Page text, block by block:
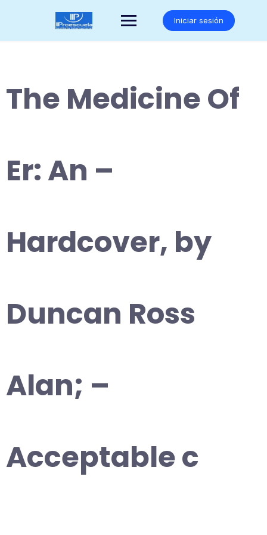
Iniciar sesión
The Medicine Of
Er: An –
Hardcover, by
Duncan Ross
Alan; –
Acceptable c